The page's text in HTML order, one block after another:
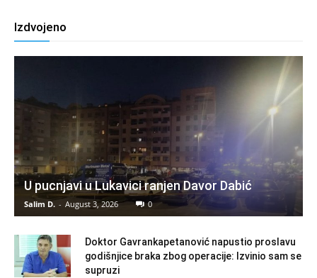
Izdvojeno
U pucnjavi u Lukavici ranjen Davor Dabić
Salim D. - August 3, 2026 0
Doktor Gavrankapetanović napustio proslavu
godišnjice braka zbog operacije: Izvinio sam se
supruzi